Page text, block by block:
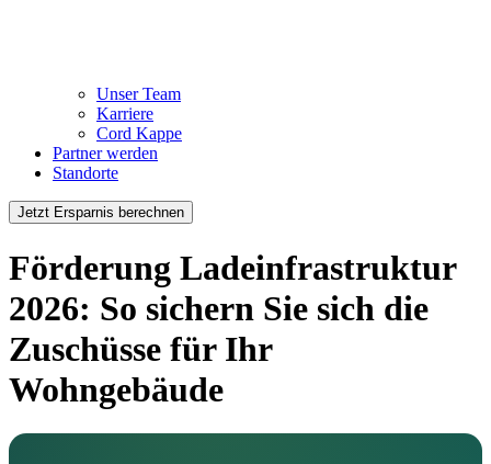
Unser Team
Karriere
Cord Kappe
Partner werden
Standorte
Jetzt Ersparnis berechnen
Förderung Ladeinfrastruktur
2026: So sichern Sie sich die
Zuschüsse für Ihr
Wohngebäude